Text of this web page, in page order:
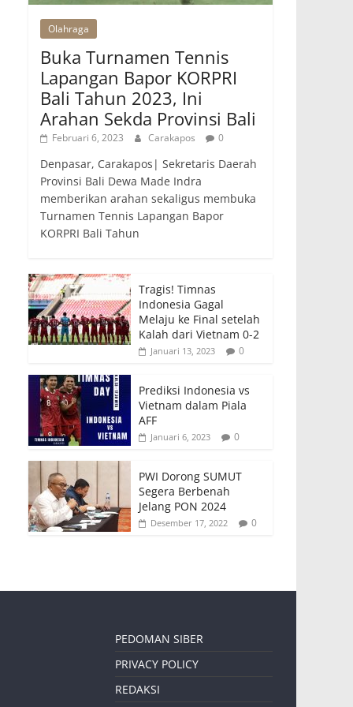
Olahraga
Buka Turnamen Tennis
Lapangan Bapor KORPRI
Bali Tahun 2023, Ini
Arahan Sekda Provinsi Bali
Februari 6, 2023 Carakapos 0
Denpasar, Carakapos| Sekretaris Daerah
Provinsi Bali Dewa Made Indra
memberikan arahan sekaligus membuka
Turnamen Tennis Lapangan Bapor
KORPRI Bali Tahun
Tragis! Timnas
Indonesia Gagal
Melaju ke Final setelah
Kalah dari Vietnam 0-2
Januari 13, 2023 0
Prediksi Indonesia vs
Vietnam dalam Piala
AFF
Januari 6, 2023 0
PWI Dorong SUMUT
Segera Berbenah
Jelang PON 2024
Desember 17, 2022 0
PEDOMAN SIBER
PRIVACY POLICY
REDAKSI